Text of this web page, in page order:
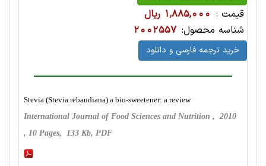
قیمت : 1,885,000 ریال
شناسه محصول: 2002557
خرید ترجمه فارسی و دانلود
Stevia (Stevia rebaudiana) a bio-sweetener: a review
International Journal of Food Sciences and Nutrition , 2010
, 10 Pages, 133 Kb, PDF